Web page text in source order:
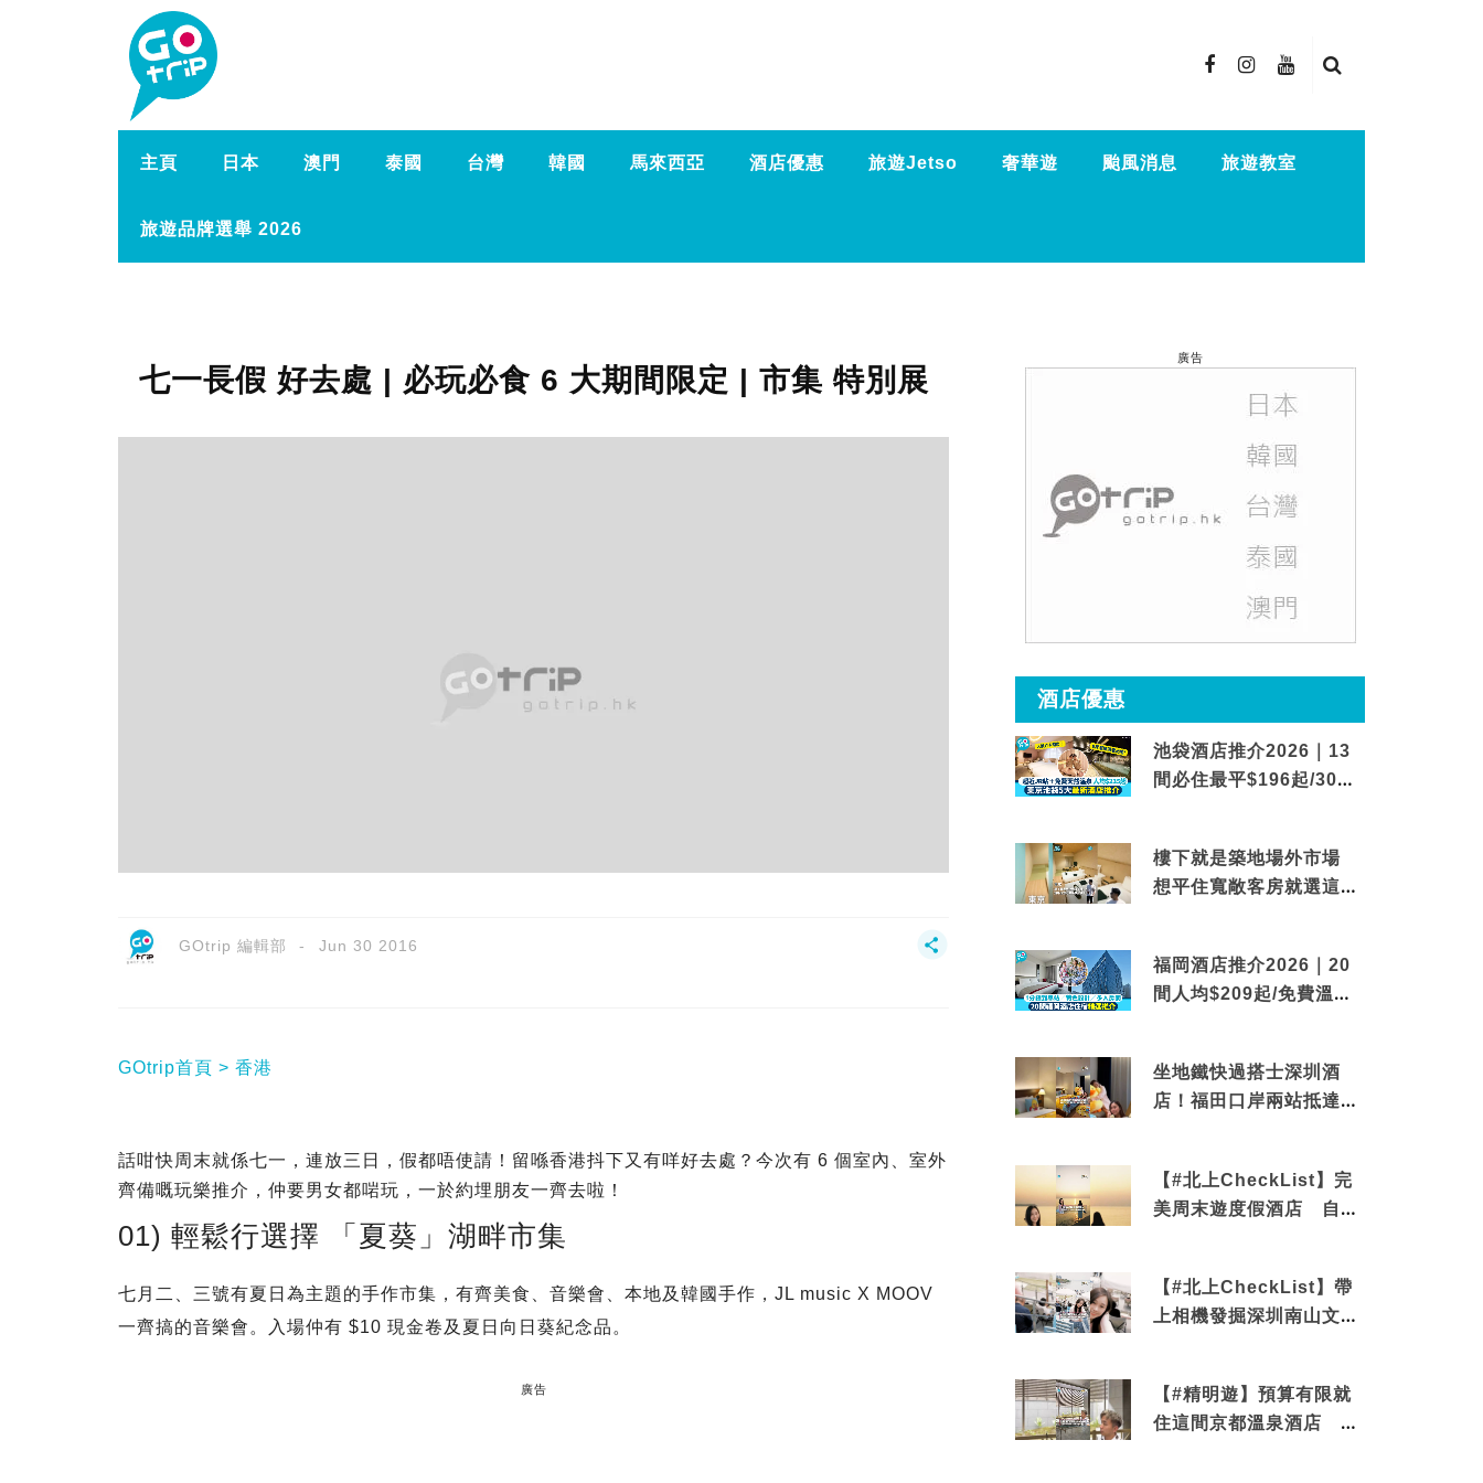
主頁 日本 澳門 泰國 台灣 韓國 馬來西亞 酒店優惠 旅遊Jetso 奢華遊 颱風消息 旅遊教室
旅遊品牌選舉 2026
七一長假 好去處 | 必玩必食 6 大期間限定 | 市集 特別展
GOtrip 編輯部 Jun 30 2016
GOtrip首頁 香港
話咁快周末就係七一，連放三日，假都唔使請！留喺香港抖下又有咩好去處？今次有 6 個室內、室外
齊備嘅玩樂推介，仲要男女都啱玩，一於約埋朋友一齊去啦！
01) 輕鬆行選擇 「夏葵」湖畔市集
七月二、三號有夏日為主題的手作市集，有齊美食、音樂會、本地及韓國手作，JL music X MOOV
一齊搞的音樂會。入場仲有 $10 現金卷及夏日向日葵紀念品。
廣告
廣告
酒店優惠
池袋酒店推介2026｜13
間必住最平$196起/30秒
樓下就是築地場外市場
想平住寬敞客房就選這間
福岡酒店推介2026｜20
間人均$209起/免費溫泉/
坐地鐵快過搭士深圳酒
店！福田口岸兩站抵達
【#北上CheckList】完
美周末遊度假酒店 自帶
【#北上CheckList】帶
上相機發掘深圳南山文藝
【#精明遊】預算有限就
住這間京都溫泉酒店 車